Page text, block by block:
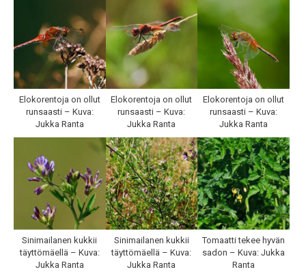
Elokorentoja on ollut
runsaasti – Kuva:
Jukka Ranta
Elokorentoja on ollut
runsaasti – Kuva:
Jukka Ranta
Elokorentoja on ollut
runsaasti – Kuva:
Jukka Ranta
Sinimailanen kukkii
täyttömäellä – Kuva:
Jukka Ranta
Sinimailanen kukkii
täyttömäellä – Kuva:
Jukka Ranta
Tomaatti tekee hyvän
sadon – Kuva: Jukka
Ranta